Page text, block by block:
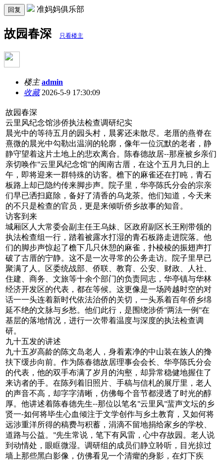
回复 准妈妈俱乐部
故园春深 只看楼主
楼主 admin
收藏2026-5-9 17:30:09
故园春深
云里风纪念馆涉侨执法检查调研纪实
晨光中的等待五月的园头村，晨雾还未散尽。老厝的燕脊在
熹微的晨光中勾勒出温润的轮廓，像年一位沉默的老者，静
静守望着这片土地上的悲欢离合。陈春德故居--那座被乡亲们
亲切唤作"云里风纪念馆"的闽南古厝，在这个五月九日的上
午，即将迎来一群特殊的访客。檐下的麻雀还在打盹，青石
板路上却已隐约传来脚步声。院子里，华亭陈氏分会的宗亲
们早已洒扫庭除，备好了清香的乌龙茶。他们知道，今天来
的不只是检查的官员，更是来倾听侨乡故事的知音。
访客到来
城厢区人大常委会副主任王乌妹、区政府副区长王刚带领的
执法检查组一行，踏着被露水打湿的青石板路走进院落。他
们的脚步声惊起了檐下几只休憩的麻雀，扑棱棱的振翅声打
破了古厝的宁静。这不是一次寻常的公务走访。院子里早已
聚满了人。区委统战部、侨联、教育、公安、财政、人社、
住建、商务、文旅等十余个部门的负责同志，华亭镇与华林
经济开发区的代表，都在等候。这更像是一场跨越时空的对
话一一头连着新时代依法治侨的关切，一头系着百年侨乡绵
延不绝的文脉与乡愁。他们此行，是围绕涉侨"两法一例 "在
基层的落地情况，进行一次带着温度与深度的执法检查调
研。
九十五发的讲述
九十五岁高龄的陈文岛老人，身着素净的中山装在族人的搀
扶下缓步向前。作为陈春德故居理事会会长、华亭陈氏分会
的代表，他的双手布满了岁月的沟壑，却异常稳健地握住了
来访者的手。在陈列着旧照片、手稿与信札的展厅里，老人
的声音不高，却字字清晰，仿佛每个音节都浸透了时光的醇
厚。他讲述着陈春德先生--那位以笔名"云里风"蜚声文坛的乡
贤一-如何将毕生心血倾注于文学创作与乡土教育，又如何将
远涉重洋所得的稿费与积蓄，涓滴不留地捐给家乡的学校、
道路与公益。 "先生常说，笔下有风雷，心中存故园。老人说
到动情处，眼眶微湿。调研组的成员们静立聆听，目光掠过
墙上那些黑白影像，仿佛看见一个清癯的身影，在灯下疾